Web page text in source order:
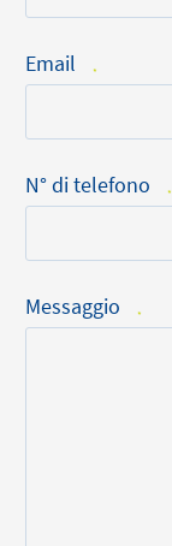
Email *
N° di telefono *
Messaggio *